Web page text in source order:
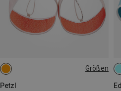
Größen
Petzl
65-71CM
77-84CM